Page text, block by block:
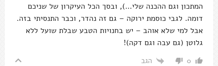
המתכון וגם ההכנה שלי…), ובסך הכל העיקרון של שניכם
דומה. לגבי כוסמת ירוקה – גם זה נהדר, וכבר התנסיתי בזה.
אבל למי שלא אוהב – יש בחנויות הטבע שבלת שועל ללא
גלוטן (גם עבה וגם דקה)!
0 הגב